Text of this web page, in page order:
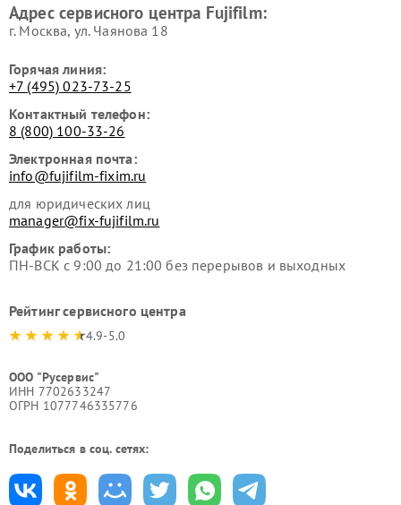
Адрес сервисного центра Fujifilm:
г. Москва, ул. Чаянова 18
Горячая линия:
+7 (495) 023-73-25
Контактный телефон:
8 (800) 100-33-26
Электронная почта:
info@fujifilm-fixim.ru
для юридических лиц
manager@fix-fujifilm.ru
График работы:
ПН-ВСК с 9:00 до 21:00 без перерывов и выходных
Рейтинг сервисного центра
4.9-5.0
ООО "Русервис"
ИНН 7702633247
ОГРН 1077746335776
Поделиться в соц. сетях: